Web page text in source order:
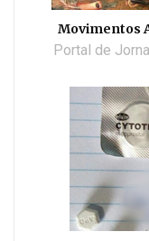
Movimentos
Portal de